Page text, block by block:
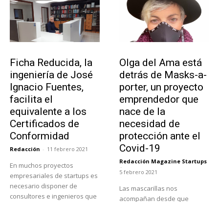
Ficha Reducida, la
ingeniería de José
Ignacio Fuentes,
facilita el
equivalente a los
Certificados de
Conformidad
Redacción - 11 febrero 2021
En muchos proyectos
empresariales de startups es
necesario disponer de
consultores e ingenieros que
Olga del Ama está
detrás de Masks-a-
porter, un proyecto
emprendedor que
nace de la
necesidad de
protección ante el
Covid-19
Redacción Magazine Startups
-
5 febrero 2021
Las mascarillas nos
acompañan desde que